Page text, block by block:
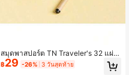
สมุดพาสปอร์ต TN Traveler's 32 แผ่น
แบบจุด/ว่าง/กระดาษคราฟท์ สำหรับเติ
ม สมุดบันทึก อุปกรณ์การเรียน
฿29 -26% 3 วันสุดท้าย